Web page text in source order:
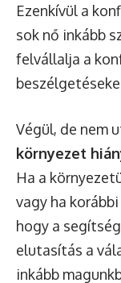
Ezenkívül a
sok nő inkább
felvállalja a
Végül, de nem
környezet
Ha a
vagy ha
hogy a
elutasítás a
inkább